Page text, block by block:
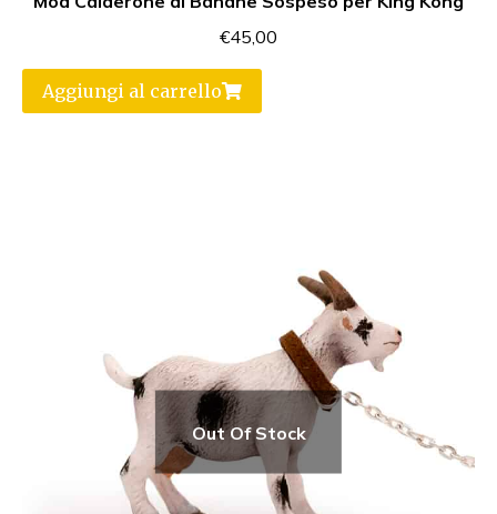
€45,00
Aggiungi al carrello
Out Of Stock